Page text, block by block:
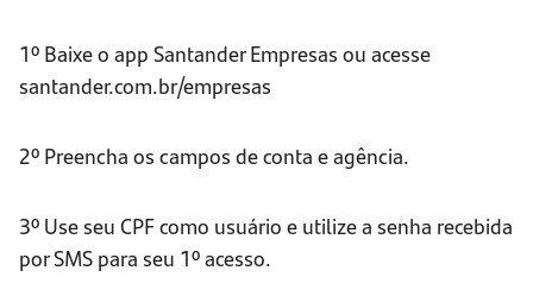
1º Baixe o app Santander Empresas ou acesse
santander.com.br/empresas
2º Preencha os campos de conta e agência.
3º Use seu CPF como usuário e utilize a senha recebida
por SMS para seu 1º acesso.